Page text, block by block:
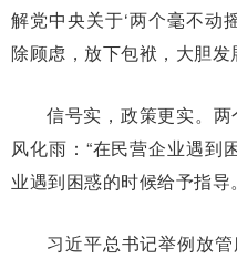
解党中央关于‘两个毫不动
除顾虑，放下包袱，大胆发
信号实，政策更实。两
风化雨：“在民营企业遇到
业遇到困惑的时候给予指导
习近平总书记举例放管